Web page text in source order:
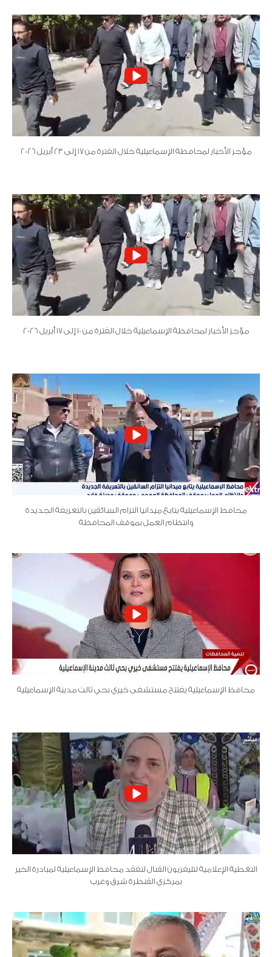
مؤجز الأخبار لمحافظة الإسماعيلية خلال الفترة من 17 إلى 23 أبريل 2026
مؤجز الأخبار لمحافظة الإسماعيلية خلال الفترة من 10 إلى 17 أبريل 2026
محافظ الإسماعيلية يتابع ميدانيا التزام السائقين بالتعريفة الجديدة
وانتظام العمل بموقف المحافظة
محافظ الإسماعيلية يفتتح مستشفى خيري بحي ثالث مدينة الإسماعيلية
التغطية الإعلامية لتليفزيون القنال لتفقد محافظ الإسماعيلية لمبادرة الخير
بمركزي القنطرة شرق وغرب